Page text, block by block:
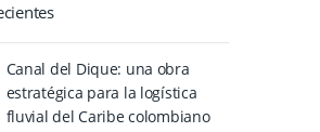
Canal del Dique: una obra
estratégica para la logística
fluvial del Caribe colombiano